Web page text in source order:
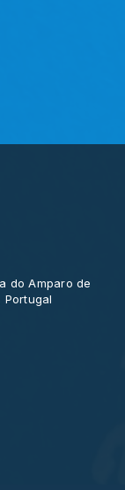
do Amparo de
Portugal